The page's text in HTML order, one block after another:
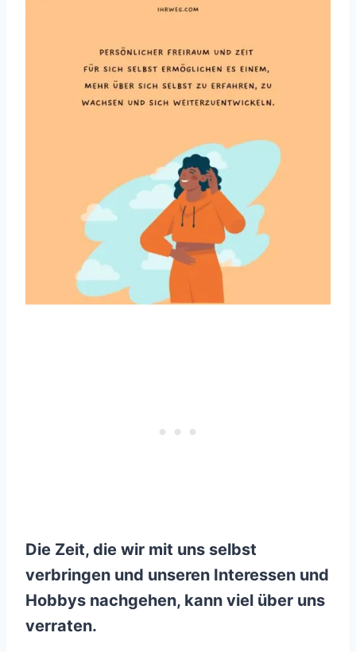
Die Zeit, die wir mit uns selbst
verbringen und unseren Interessen und
Hobbys nachgehen, kann viel über uns
verraten.